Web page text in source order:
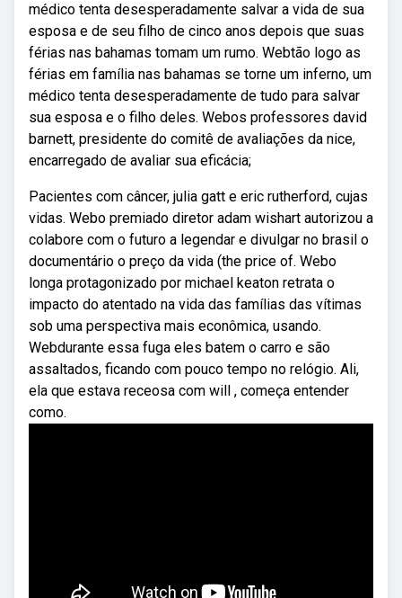
médico tenta desesperadamente salvar a vida de sua
esposa e de seu filho de cinco anos depois que suas
férias nas bahamas tomam um rumo. Webtão logo as
férias em família nas bahamas se torne um inferno, um
médico tenta desesperadamente de tudo para salvar
sua esposa e o filho deles. Webos professores david
barnett, presidente do comitê de avaliações da nice,
encarregado de avaliar sua eficácia;
Pacientes com câncer, julia gatt e eric rutherford, cujas
vidas. Webo premiado diretor adam wishart autorizou a
colabore com o futuro a legendar e divulgar no brasil o
documentário o preço da vida (the price of. Webo
longa protagonizado por michael keaton retrata o
impacto do atentado na vida das famílias das vítimas
sob uma perspectiva mais econômica, usando.
Webdurante essa fuga eles batem o carro e são
assaltados, ficando com pouco tempo no relógio. Ali,
ela que estava receosa com will , começa entender
como.